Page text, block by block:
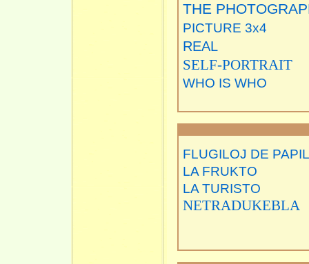
THE
PICTURE 3x4
REAL
SELF-PORTRAIT
WHO IS WHO
FLUGILOJ DE
LA FRUKTO
LA TURISTO
NETRADUKEBLA